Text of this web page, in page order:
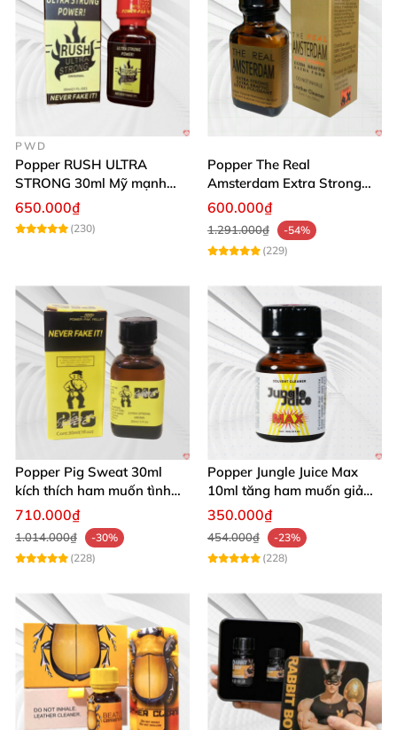
PWD
Popper RUSH ULTRA
STRONG 30ml Mỹ mạnh
nhất kích thích cực phê
650.000₫
(230)
Popper The Real
Amsterdam Extra Strong
30ml
600.000₫
1.291.000₫
-54%
(229)
Popper Pig Sweat 30ml
kích thích ham muốn tình
dục khoái cảm sâu cộng
đồng LGBT
710.000₫
1.014.000₫
-30%
(228)
Popper Jungle Juice Max
10ml tăng ham muốn giảm
đau quan hệ
350.000₫
454.000₫
-23%
(228)